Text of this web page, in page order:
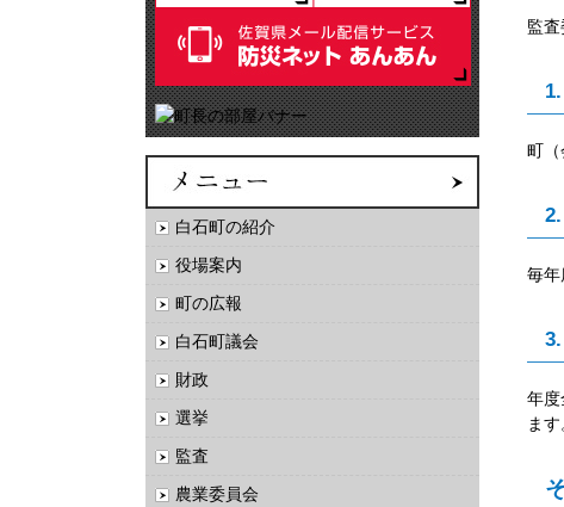
白石町の紹介
役場案内
町の広報
白石町議会
財政
選挙
監査
農業委員会
監査
町（
毎年
年度
ます